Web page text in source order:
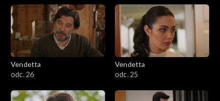
Vendetta
odc. 26
Vendetta
odc. 25